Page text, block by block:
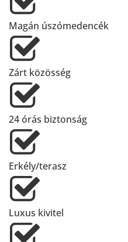
Magán úszómedencék
Zárt közösség
24 órás biztonság
Erkély/terasz
Luxus kivitel